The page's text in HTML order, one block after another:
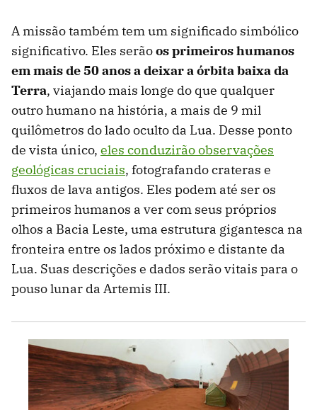
A missão também tem um significado simbólico
significativo. Eles serãoos primeiros humanos
em mais de 50 anos a deixar a órbita baixa da
Terra, viajando mais longe do que qualquer
outro humano na história, a mais de 9 mil
quilômetros do lado oculto da Lua. Desse ponto
de vista único, eles conduzirão observações
geológicas cruciais, fotografando crateras e
fluxos de lava antigos. Eles podem até ser os
primeiros humanos a ver com seus próprios
olhos a Bacia Leste, uma estrutura gigantesca na
fronteira entre os lados próximo e distante da
Lua. Suas descrições e dados serão vitais para o
pouso lunar da Artemis III.